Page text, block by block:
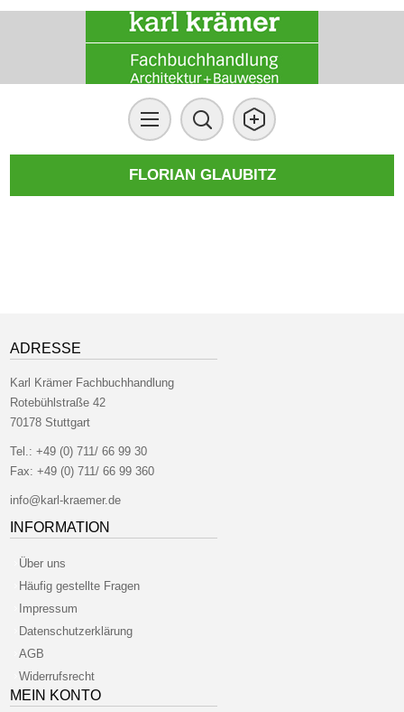
FLORIAN GLAUBITZ
ADRESSE
Karl Krämer Fachbuchhandlung
Rotebühlstraße 42
70178 Stuttgart
Tel.:+49 (0) 711/ 66 99 30
Fax: +49 (0) 711/ 66 99 360
info@karl-kraemer.de
INFORMATION
Über uns
Häufig gestellte Fragen
Impressum
Datenschutzerklärung
AGB
Widerrufsrecht
MEIN KONTO